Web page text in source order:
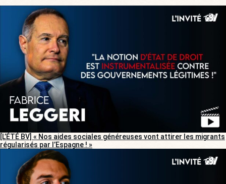
[L’ÉTÉ BV] « Nos aides sociales généreuses vont attirer les migrants
régularisés par l’Espagne ! »